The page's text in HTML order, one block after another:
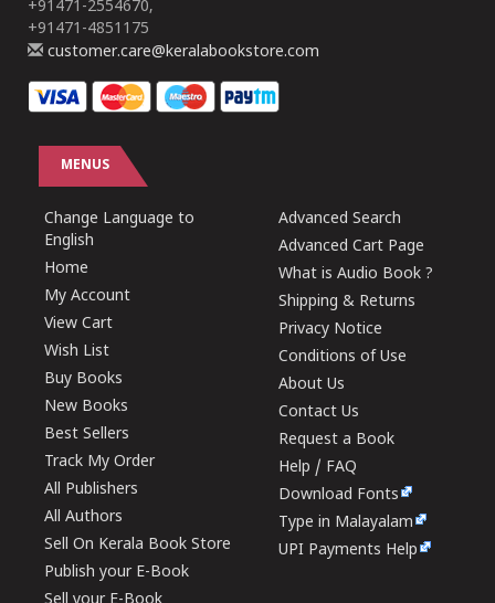
+91471-2554670,
+91471-4851175
customer.care@keralabookstore.com
MENUS
Change Language to
English
Home
My Account
View Cart
Wish List
Buy Books
New Books
Best Sellers
Track My Order
All Publishers
All Authors
Sell On Kerala Book Store
Publish your E-Book
Advanced Search
Advanced Cart Page
What is Audio Book ?
Shipping & Returns
Privacy Notice
Conditions of Use
About Us
Contact Us
Request a Book
Help / FAQ
Download Fonts
Type in Malayalam
UPI Payments Help